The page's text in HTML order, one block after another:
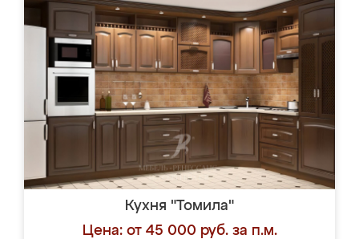
Кухня "Томила"
Цена: от 45 000 руб. за п.м.